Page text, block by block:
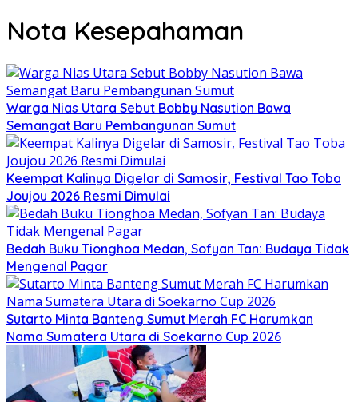
Nota Kesepahaman
Warga Nias Utara Sebut Bobby Nasution Bawa
Semangat Baru Pembangunan Sumut
Keempat Kalinya Digelar di Samosir, Festival Tao Toba
Joujou 2026 Resmi Dimulai
Bedah Buku Tionghoa Medan, Sofyan Tan: Budaya Tidak
Mengenal Pagar
Sutarto Minta Banteng Sumut Merah FC Harumkan
Nama Sumatera Utara di Soekarno Cup 2026